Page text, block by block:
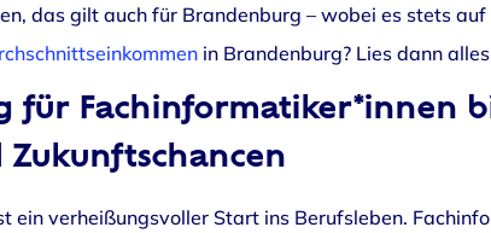
das gilt auch für Brandenburg – wobei es stets auf
in Brandenburg? Lies dann
für Fachinformatiker*innen
ein verheißungsvoller Start ins Berufsleben.